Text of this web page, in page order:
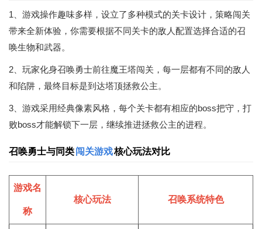
1、游戏操作趣味多样，设立了多种模式的关卡设计，策略闯关
带来全新体验，你需要根据不同关卡的敌人配置选择合适的召
唤生物和武器。
2、玩家化身召唤勇士前往魔王塔闯关，每一层都有不同的敌人
和陷阱，最终目标是到达塔顶拯救公主。
3、游戏采用经典像素风格，每个关卡都有相应的boss把守，打
败boss才能解锁下一层，继续推进拯救公主的进程。
召唤勇士与同类闯关游戏核心玩法对比
游戏名
称
核心玩法 召唤系统特色